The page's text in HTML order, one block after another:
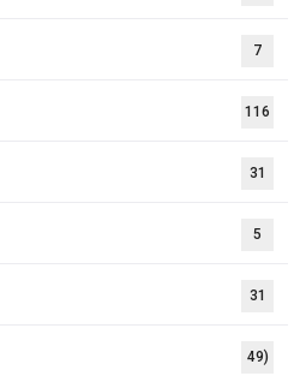
7
116
31
5
31
49)